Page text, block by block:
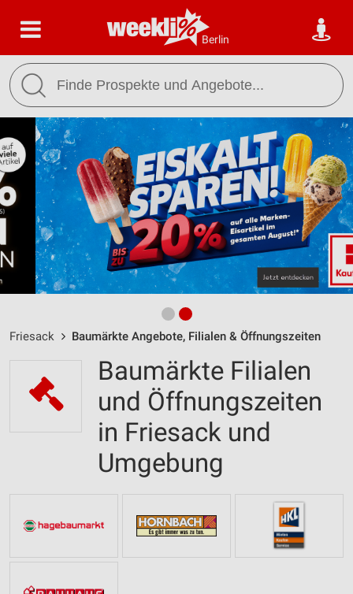
Berlin
Friesack Baumärkte Angebote, Filialen & Öffnungszeiten
Baumärkte Filialen
und Öffnungszeiten
in Friesack und
Umgebung